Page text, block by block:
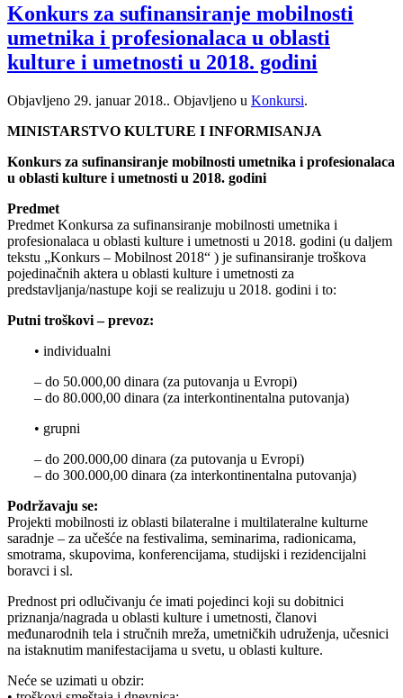
Konkurs za sufinansiranje mobilnosti
umetnika i profesionalaca u oblasti
kulture i umetnosti u 2018. godini
Objavljeno 29. januar 2018.. Objavljeno u Konkursi.
MINISTARSTVO KULTURE I INFORMISANJA
Konkurs za sufinansiranje mobilnosti umetnika i profesionalaca
u oblasti kulture i umetnosti u 2018. godini
Predmet
Predmet Konkursa za sufinansiranje mobilnosti umetnika i
profesionalaca u oblasti kulture i umetnosti u 2018. godini (u daljem
tekstu „Konkurs – Mobilnost 2018“ ) je sufinansiranje troškova
pojedinačnih aktera u oblasti kulture i umetnosti za
predstavljanja/nastupe koji se realizuju u 2018. godini i to:
Putni troškovi – prevoz:
• individualni
– do 50.000,00 dinara (za putovanja u Evropi)
– do 80.000,00 dinara (za interkontinentalna putovanja)
• grupni
– do 200.000,00 dinara (za putovanja u Evropi)
– do 300.000,00 dinara (za interkontinentalna putovanja)
Podržavaju se:
Projekti mobilnosti iz oblasti bilateralne i multilateralne kulturne
saradnje – za učešće na festivalima, seminarima, radionicama,
smotrama, skupovima, konferencijama, studijski i rezidencijalni
boravci i sl.
Prednost pri odlučivanju će imati pojedinci koji su dobitnici
priznanja/nagrada u oblasti kulture i umetnosti, članovi
međunarodnih tela i stručnih mreža, umetničkih udruženja, učesnici
na istaknutim manifestacijama u svetu, u oblasti kulture.
Neće se uzimati u obzir: